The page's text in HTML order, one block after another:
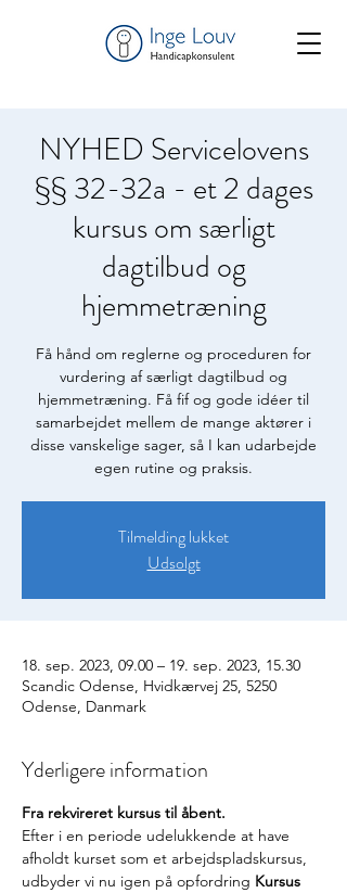
NYHED Servicelovens
§§ 32-32a - et 2 dages
kursus om særligt
dagtilbud og
hjemmetræning
Få hånd om reglerne og proceduren for
vurdering af særligt dagtilbud og
hjemmetræning. Få fif og gode idéer til
samarbejdet mellem de mange aktører i
disse vanskelige sager, så I kan udarbejde
egen rutine og praksis.
Tilmelding lukket
Udsolgt
18. sep. 2023, 09.00 – 19. sep. 2023, 15.30
Scandic Odense, Hvidkærvej 25, 5250
Odense, Danmark
Yderligere information
Fra rekvireret kursus til åbent.
Efter i en periode udelukkende at have
afholdt kurset som et arbejdspladskursus,
udbyder vi nu igen på opfordring Kursus